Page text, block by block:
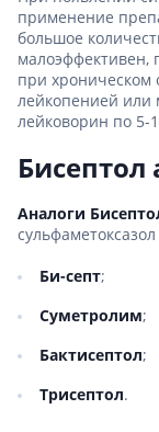
применение
большое
малоэффективен,
при хроническом
лейкопенией или
лейковорин по 5-
Бисептол
Аналоги
Би-септ;
Суметролим;
Бактисептол;
Трисептол.